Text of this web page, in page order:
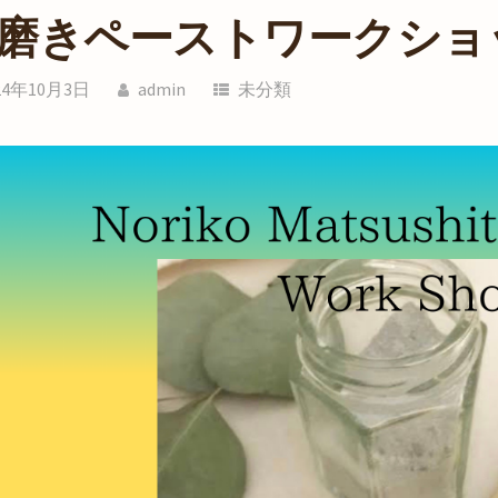
きペーストワークシ
年10月3日 admin 未分類